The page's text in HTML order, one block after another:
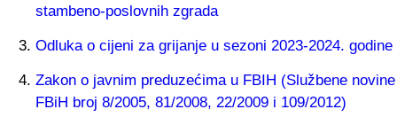
stambeno-poslovnih zgrada
Odluka o cijeni za grijanje u sezoni 2023-2024. godine
Zakon o javnim preduzećima u FBIH (Službene novine
FBiH broj 8/2005, 81/2008, 22/2009 i 109/2012)